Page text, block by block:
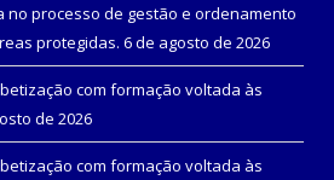
no processo de gestão e ordenamento
protegidas. 6 de agosto de 2026
com formação voltada às
de 2026
com formação voltada às